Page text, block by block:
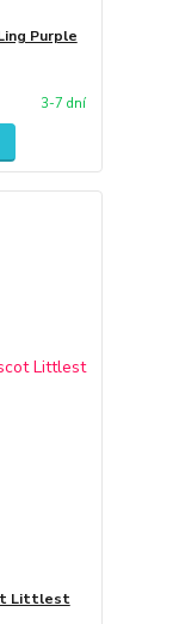
Purple
3-7 dní
Littlest